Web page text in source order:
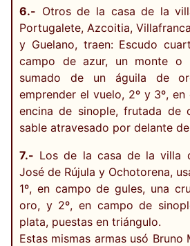
6.- Otros de la casa de la
Portugalete, Azcoitia,
y Guelano, traen: Escudo
campo de azur, un monte o
sumado de un águila de
emprender el vuelo, 2º y 3º,
encina de sinople, frutada de
sable atravesado por delante
7.- Los de la casa de la villa
José de Rújula y Ochotorena,
1º, en campo de gules, una
oro, y 2º, en campo de
plata, puestas en triángulo.
Estas mismas armas usó Bruno